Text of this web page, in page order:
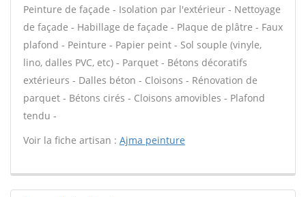
Peinture de façade - Isolation par l'extérieur - Nettoyage
de façade - Habillage de façade - Plaque de plâtre - Faux
plafond - Peinture - Papier peint - Sol souple (vinyle,
lino, dalles PVC, etc) - Parquet - Bétons décoratifs
extérieurs - Dalles béton - Cloisons - Rénovation de
parquet - Bétons cirés - Cloisons amovibles - Plafond
tendu -
Voir la fiche artisan : Ajma peinture